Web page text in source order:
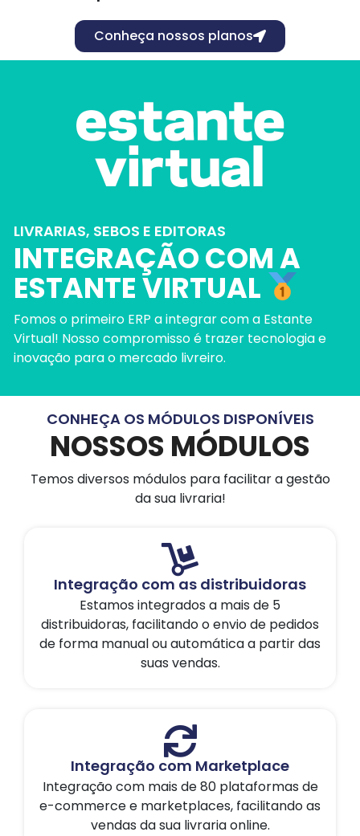
Conheça nossos planos
LIVRARIAS, SEBOS E EDITORAS
INTEGRAÇÃO COM A
ESTANTE VIRTUAL
Fomos o primeiro ERP a integrar com a Estante
Virtual! Nosso compromisso é trazer tecnologia e
inovação para o mercado livreiro.
CONHEÇA OS MÓDULOS DISPONÍVEIS
NOSSOS MÓDULOS
Temos diversos módulos para facilitar a gestão
da sua livraria!
Integração com as distribuidoras
Estamos integrados a mais de 5
distribuidoras, facilitando o envio de pedidos
de forma manual ou automática a partir das
suas vendas.
Integração com Marketplace
Integração com mais de 80 plataformas de
e-commerce e marketplaces, facilitando as
vendas da sua livraria online.